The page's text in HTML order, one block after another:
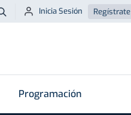
Buscar
Inicia Sesión Regístrate
Programación